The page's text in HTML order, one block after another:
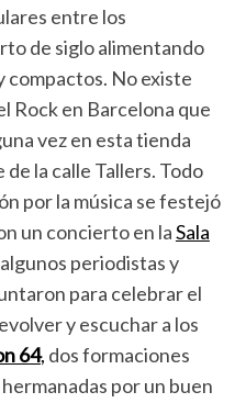
entre los
de siglo alimentando
compactos. No existe
Rock en Barcelona que
vez en esta tienda
la calle Tallers. Todo
por la música se festejó
un concierto en laSala
periodistas y
para celebrar el
y escuchar a los
64, dos formaciones
por un buen